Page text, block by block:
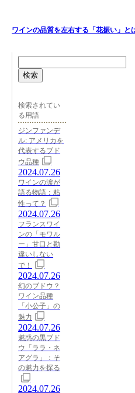
ワインの品質を左右する「花振い」と
検索
検索されてい
る用語
ジンファンデ
ル: アメリカを
代表するブド
ウ品種
2024.07.26
ワインの涙が
語る物語：粘
性って？
2024.07.26
フランスワイ
ンの「モワル
ー」甘口と勘
違いしない
で！
2024.07.26
幻のブドウ？
ワイン品種
「小公子」の
魅力
2024.07.26
魅惑の黒ブド
ウ「ララ・ネ
アグラ」：そ
の魅力を探る
2024.07.26